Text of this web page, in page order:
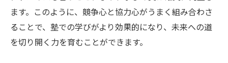
ます。このように、競争心と協力心がうまく組み合わさ
ることで、塾での学びがより効果的になり、未来への道
を切り開く力を育むことができます。